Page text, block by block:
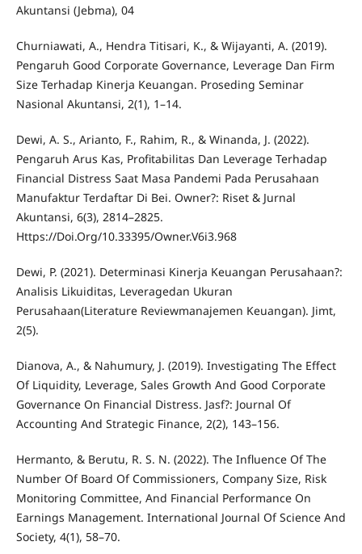
Akuntansi (Jebma), 04
Churniawati, A., Hendra Titisari, K., & Wijayanti, A. (2019).
Pengaruh Good Corporate Governance, Leverage Dan Firm
Size Terhadap Kinerja Keuangan. Proseding Seminar
Nasional Akuntansi, 2(1), 1–14.
Dewi, A. S., Arianto, F., Rahim, R., & Winanda, J. (2022).
Pengaruh Arus Kas, Profitabilitas Dan Leverage Terhadap
Financial Distress Saat Masa Pandemi Pada Perusahaan
Manufaktur Terdaftar Di Bei. Owner?: Riset & Jurnal
Akuntansi, 6(3), 2814–2825.
Https://Doi.Org/10.33395/Owner.V6i3.968
Dewi, P. (2021). Determinasi Kinerja Keuangan Perusahaan?:
Analisis Likuiditas, Leveragedan Ukuran
Perusahaan(Literature Reviewmanajemen Keuangan). Jimt,
2(5).
Dianova, A., & Nahumury, J. (2019). Investigating The Effect
Of Liquidity, Leverage, Sales Growth And Good Corporate
Governance On Financial Distress. Jasf?: Journal Of
Accounting And Strategic Finance, 2(2), 143–156.
Hermanto, & Berutu, R. S. N. (2022). The Influence Of The
Number Of Board Of Commissioners, Company Size, Risk
Monitoring Committee, And Financial Performance On
Earnings Management. International Journal Of Science And
Society, 4(1), 58–70.